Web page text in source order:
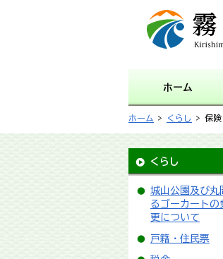
霧島市
website
ホーム
ホーム > くらし > 保険
くらし
城山公園及び丸
るゴーカートの
更について
戸籍・住民票